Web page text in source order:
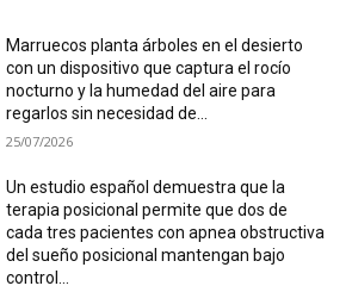
Marruecos planta árboles en el desierto
con un dispositivo que captura el rocío
nocturno y la humedad del aire para
regarlos sin necesidad de...
25/07/2026
Un estudio español demuestra que la
terapia posicional permite que dos de
cada tres pacientes con apnea obstructiva
del sueño posicional mantengan bajo
control...